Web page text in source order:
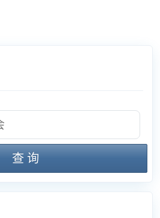
查 询